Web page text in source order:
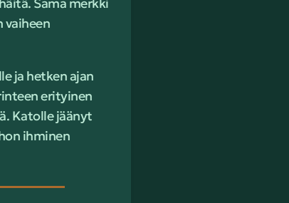
vaiheen
ja hetken ajan
erityinen
Katolle jäänyt
ihminen